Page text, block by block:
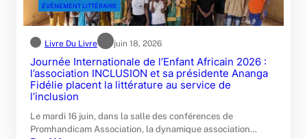
ÉVÈNEMENT LITTÉRAIRE
Livre Du Livre juin 18, 2026
Journée Internationale de l’Enfant Africain 2026 :
l’association INCLUSION et sa présidente Ananga
Fidélie placent la littérature au service de
l’inclusion
Le mardi 16 juin, dans la salle des conférences de
Promhandicam Association, la dynamique association…